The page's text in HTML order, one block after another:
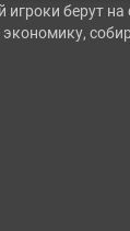
берут на